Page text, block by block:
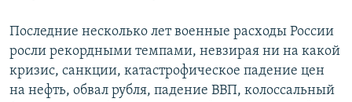
Последние несколько лет военные расходы России
росли рекордными темпами, невзирая ни на какой
кризис, санкции, катастрофическое падение цен
на нефть, обвал рубля, падение ВВП, колоссальный